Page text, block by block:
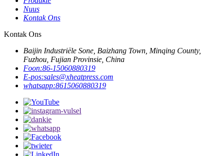
Nuus
Kontak Ons
Kontak Ons
Baijin Industriële Sone, Baizhang Town, Minqing County,
Fuzhou, Fujian Provinsie, China
Foon:86-15060880319
E-pos:sales@xheatpress.com
whatsapp:8615060880319